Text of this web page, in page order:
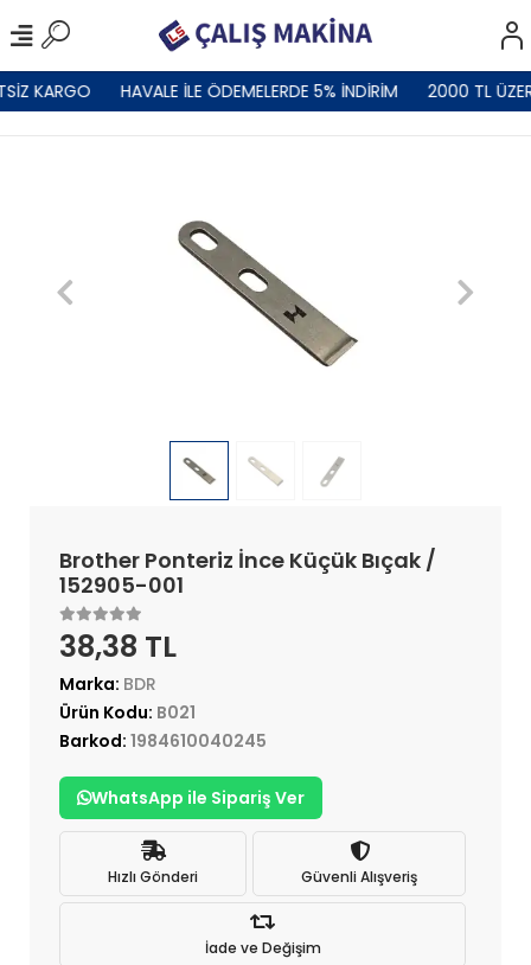
KARGO HAVALE İLE ÖDEMELERDE 5% İNDİRİM 2000 TL
Brother Ponteriz İnce Küçük Bıçak /
152905-001
38,38 TL
Marka: BDR
Ürün Kodu: B021
Barkod: 1984610040245
WhatsApp ile Sipariş Ver
Hızlı Gönderi Güvenli Alışveriş
İade ve Değişim